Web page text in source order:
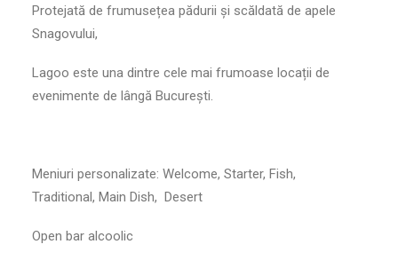
Protejată de frumusețea pădurii și scăldată de apele
Snagovului,
Lagoo este una dintre cele mai frumoase locații de
evenimente de lângă București.
Meniuri personalizate: Welcome, Starter, Fish,
Traditional, Main Dish, Desert
Open bar alcoolic